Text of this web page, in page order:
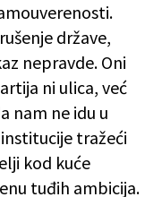
države,
nepravde. Oni
ni ulica, već
nam ne idu u
tražeći
kod kuće
tuđih ambicija.